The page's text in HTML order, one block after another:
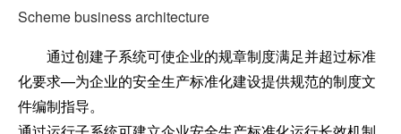
Scheme business architecture
通过创建子系统可使企业的规章制度满足并超过标准
化要求—为企业的安全生产标准化建设提供规范的制度文
件编制指导。